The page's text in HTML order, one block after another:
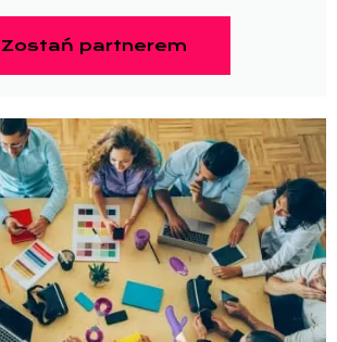
Zostań partnerem